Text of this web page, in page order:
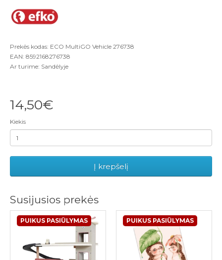
Prekės kodas: ECO MultiGO Vehicle 276738
EAN: 8592168276738
Ar turime: Sandėlyje
14,50€
Kiekis
Į krepšelį
Susijusios prekės
PUIKUS PASIŪLYMAS PUIKUS PASIŪLYMAS